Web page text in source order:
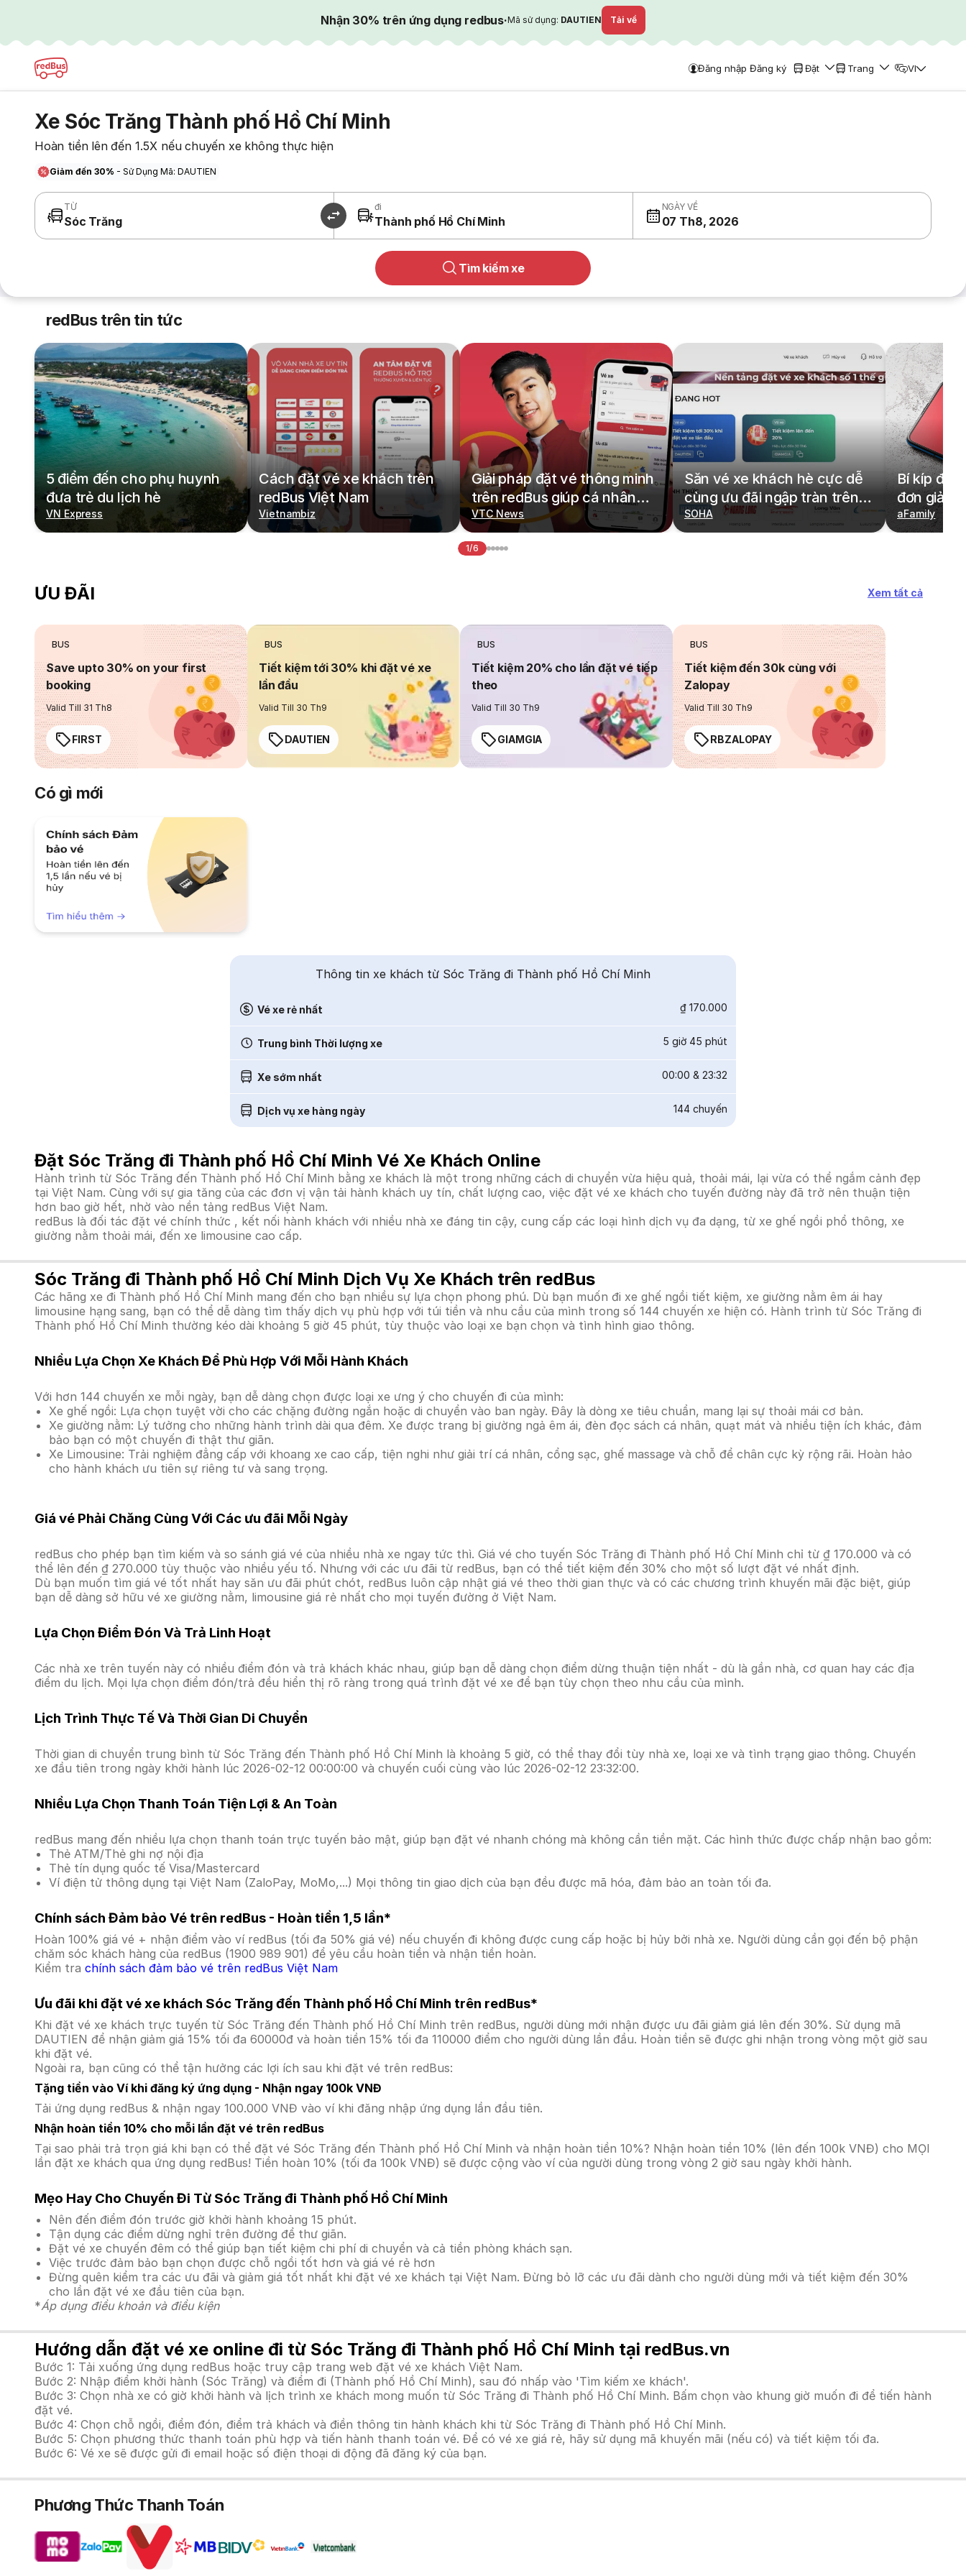
Nhận 30% trên ứng dụng redbus·Mã sử dụng: DAUTIEN Tải về
Đăng nhập Đăng ký Đặt Trang VI
Xe Sóc Trăng Thành phố Hồ Chí Minh
Hoàn tiền lên đến 1.5X nếu chuyến xe không thực hiện
Giảm đến 30% - Sử Dụng Mã: DAUTIEN
TỪ
Sóc Trăng
đi
Thành phố Hồ Chí Minh
NGÀY VỀ
07 Th8, 2026
Tìm kiếm xe
redBus trên tin tức
5 điểm đến cho phụ huynh
đưa trẻ du lịch hè
VN Express
Cách đặt vé xe khách trên
redBus Việt Nam
Vietnambiz
Giải pháp đặt vé thông minh
trên redBus giúp cá nhân
hoá hành trình di chuyển
VTC News
Săn vé xe khách hè cực dễ
cùng ưu đãi ngập tràn trên
redBus
SOHA
Bí kíp đặt
đơn giản,
cả gia
aFamily
1/6
ƯU ĐÃI Xem tất cả
BUS
Save upto 30% on your first
booking
Valid Till 31 Th8
FIRST
BUS
Tiết kiệm tới 30% khi đặt vé xe
lần đầu
Valid Till 30 Th9
DAUTIEN
BUS
Tiết kiệm 20% cho lần đặt vé tiếp
theo
Valid Till 30 Th9
GIAMGIA
BUS
Tiết kiệm đến 30k cùng với
Zalopay
Valid Till 30 Th9
RBZALOPAY
Có gì mới
Thông tin xe khách từ Sóc Trăng đi Thành phố Hồ Chí Minh
Vé xe rẻ nhất ₫ 170.000
Trung bình Thời lượng xe 5 giờ 45 phút
Xe sớm nhất 00:00 & 23:32
Dịch vụ xe hàng ngày 144 chuyến
Đặt Sóc Trăng đi Thành phố Hồ Chí Minh Vé Xe Khách Online
Hành trình từ Sóc Trăng đến Thành phố Hồ Chí Minh bằng xe khách là một trong những cách di chuyển vừa hiệu quả, thoải mái, lại vừa có thể ngắm cảnh đẹp
tại Việt Nam. Cùng với sự gia tăng của các đơn vị vận tải hành khách uy tín, chất lượng cao, việc đặt vé xe khách cho tuyến đường này đã trở nên thuận tiện
hơn bao giờ hết, nhờ vào nền tảng redBus Việt Nam.
redBus là đối tác đặt vé chính thức , kết nối hành khách với nhiều nhà xe đáng tin cậy, cung cấp các loại hình dịch vụ đa dạng, từ xe ghế ngồi phổ thông, xe
giường nằm thoải mái, đến xe limousine cao cấp.
Sóc Trăng đi Thành phố Hồ Chí Minh Dịch Vụ Xe Khách trên redBus
Các hãng xe đi Thành phố Hồ Chí Minh mang đến cho bạn nhiều sự lựa chọn phong phú. Dù bạn muốn đi xe ghế ngồi tiết kiệm, xe giường nằm êm ái hay
limousine hạng sang, bạn có thể dễ dàng tìm thấy dịch vụ phù hợp với túi tiền và nhu cầu của mình trong số 144 chuyến xe hiện có. Hành trình từ Sóc Trăng đi
Thành phố Hồ Chí Minh thường kéo dài khoảng 5 giờ 45 phút, tùy thuộc vào loại xe bạn chọn và tình hình giao thông.
Nhiều Lựa Chọn Xe Khách Để Phù Hợp Với Mỗi Hành Khách
Với hơn 144 chuyến xe mỗi ngày, bạn dễ dàng chọn được loại xe ưng ý cho chuyến đi của mình:
Xe ghế ngồi: Lựa chọn tuyệt vời cho các chặng đường ngắn hoặc di chuyển vào ban ngày. Đây là dòng xe tiêu chuẩn, mang lại sự thoải mái cơ bản.
Xe giường nằm: Lý tưởng cho những hành trình dài qua đêm. Xe được trang bị giường ngả êm ái, đèn đọc sách cá nhân, quạt mát và nhiều tiện ích khác, đảm
bảo bạn có một chuyến đi thật thư giãn.
Xe Limousine: Trải nghiệm đẳng cấp với khoang xe cao cấp, tiện nghi như giải trí cá nhân, cổng sạc, ghế massage và chỗ để chân cực kỳ rộng rãi. Hoàn hảo
cho hành khách ưu tiên sự riêng tư và sang trọng.
Giá vé Phải Chăng Cùng Với Các ưu đãi Mỗi Ngày
redBus cho phép bạn tìm kiếm và so sánh giá vé của nhiều nhà xe ngay tức thì. Giá vé cho tuyến Sóc Trăng đi Thành phố Hồ Chí Minh chỉ từ ₫ 170.000 và có
thể lên đến ₫ 270.000 tùy thuộc vào nhiều yếu tố. Nhưng với các ưu đãi từ redBus, bạn có thể tiết kiệm đến 30% cho một số lượt đặt vé nhất định.
Dù bạn muốn tìm giá vé tốt nhất hay săn ưu đãi phút chót, redBus luôn cập nhật giá vé theo thời gian thực và có các chương trình khuyến mãi đặc biệt, giúp
bạn dễ dàng sở hữu vé xe giường nằm, limousine giá rẻ nhất cho mọi tuyến đường ở Việt Nam.
Lựa Chọn Điểm Đón Và Trả Linh Hoạt
Các nhà xe trên tuyến này có nhiều điểm đón và trả khách khác nhau, giúp bạn dễ dàng chọn điểm dừng thuận tiện nhất - dù là gần nhà, cơ quan hay các địa
điểm du lịch. Mọi lựa chọn điểm đón/trả đều hiển thị rõ ràng trong quá trình đặt vé xe để bạn tùy chọn theo nhu cầu của mình.
Lịch Trình Thực Tế Và Thời Gian Di Chuyển
Thời gian di chuyển trung bình từ Sóc Trăng đến Thành phố Hồ Chí Minh là khoảng 5 giờ, có thể thay đổi tùy nhà xe, loại xe và tình trạng giao thông. Chuyến
xe đầu tiên trong ngày khởi hành lúc 2026-02-12 00:00:00 và chuyến cuối cùng vào lúc 2026-02-12 23:32:00.
Nhiều Lựa Chọn Thanh Toán Tiện Lợi & An Toàn
redBus mang đến nhiều lựa chọn thanh toán trực tuyến bảo mật, giúp bạn đặt vé nhanh chóng mà không cần tiền mặt. Các hình thức được chấp nhận bao gồm:
Thẻ ATM/Thẻ ghi nợ nội địa
Thẻ tín dụng quốc tế Visa/Mastercard
Ví điện tử thông dụng tại Việt Nam (ZaloPay, MoMo,...) Mọi thông tin giao dịch của bạn đều được mã hóa, đảm bảo an toàn tối đa.
Chính sách Đảm bảo Vé trên redBus - Hoàn tiền 1,5 lần*
Hoàn 100% giá vé + nhận điểm vào ví redBus (tối đa 50% giá vé) nếu chuyến đi không được cung cấp hoặc bị hủy bởi nhà xe. Người dùng cần gọi đến bộ phận
chăm sóc khách hàng của redBus (1900 989 901) để yêu cầu hoàn tiền và nhận tiền hoàn.
Kiểm tra chính sách đảm bảo vé trên redBus Việt Nam
Ưu đãi khi đặt vé xe khách Sóc Trăng đến Thành phố Hồ Chí Minh trên redBus*
Khi đặt vé xe khách trực tuyến từ Sóc Trăng đến Thành phố Hồ Chí Minh trên redBus, người dùng mới nhận được ưu đãi giảm giá lên đến 30%. Sử dụng mã
DAUTIEN để nhận giảm giá 15% tối đa 60000đ và hoàn tiền 15% tối đa 110000 điểm cho người dùng lần đầu. Hoàn tiền sẽ được ghi nhận trong vòng một giờ sau
khi đặt vé.
Ngoài ra, bạn cũng có thể tận hưởng các lợi ích sau khi đặt vé trên redBus:
Tặng tiền vào Ví khi đăng ký ứng dụng - Nhận ngay 100k VNĐ
Tải ứng dụng redBus & nhận ngay 100.000 VNĐ vào ví khi đăng nhập ứng dụng lần đầu tiên.
Nhận hoàn tiền 10% cho mỗi lần đặt vé trên redBus
Tại sao phải trả trọn giá khi bạn có thể đặt vé Sóc Trăng đến Thành phố Hồ Chí Minh và nhận hoàn tiền 10%? Nhận hoàn tiền 10% (lên đến 100k VNĐ) cho MỌI
lần đặt xe khách qua ứng dụng redBus! Tiền hoàn 10% (tối đa 100k VNĐ) sẽ được cộng vào ví của người dùng trong vòng 2 giờ sau ngày khởi hành.
Mẹo Hay Cho Chuyến Đi Từ Sóc Trăng đi Thành phố Hồ Chí Minh
Nên đến điểm đón trước giờ khởi hành khoảng 15 phút.
Tận dụng các điểm dừng nghỉ trên đường để thư giãn.
Đặt vé xe chuyến đêm có thể giúp bạn tiết kiệm chi phí di chuyển và cả tiền phòng khách sạn.
Việc trước đảm bảo bạn chọn được chỗ ngồi tốt hơn và giá vé rẻ hơn
Đừng quên kiểm tra các ưu đãi và giảm giá tốt nhất khi đặt vé xe khách tại Việt Nam. Đừng bỏ lỡ các ưu đãi dành cho người dùng mới và tiết kiệm đến 30%
cho lần đặt vé xe đầu tiên của bạn.
*Áp dụng điều khoản và điều kiện
Hướng dẫn đặt vé xe online đi từ Sóc Trăng đi Thành phố Hồ Chí Minh tại redBus.vn
Bước 1: Tải xuống ứng dụng redBus hoặc truy cập trang web đặt vé xe khách Việt Nam.
Bước 2: Nhập điểm khởi hành (Sóc Trăng) và điểm đi (Thành phố Hồ Chí Minh), sau đó nhấp vào 'Tìm kiếm xe khách'.
Bước 3: Chọn nhà xe có giờ khởi hành và lịch trình xe khách mong muốn từ Sóc Trăng đi Thành phố Hồ Chí Minh. Bấm chọn vào khung giờ muốn đi để tiến hành
đặt vé.
Bước 4: Chọn chỗ ngồi, điểm đón, điểm trả khách và điền thông tin hành khách khi từ Sóc Trăng đi Thành phố Hồ Chí Minh.
Bước 5: Chọn phương thức thanh toán phù hợp và tiến hành thanh toán vé. Để có vé xe giá rẻ, hãy sử dụng mã khuyến mãi (nếu có) và tiết kiệm tối đa.
Bước 6: Vé xe sẽ được gửi đi email hoặc số điện thoại di động đã đăng ký của bạn.
Phương Thức Thanh Toán